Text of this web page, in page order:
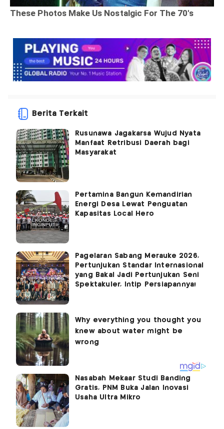
Berita Terkait
Rusunawa Jagakarsa Wujud Nyata
Manfaat Retribusi Daerah bagi
Masyarakat
Pertamina Bangun Kemandirian
Energi Desa Lewat Penguatan
Kapasitas Local Hero
Pagelaran Sabang Merauke 2026,
Pertunjukan Standar Internasional
yang Bakal Jadi Pertunjukan Seni
Spektakuler, Intip Persiapannya!
Nasabah Mekaar Studi Banding
Gratis, PNM Buka Jalan Inovasi
Usaha Ultra Mikro